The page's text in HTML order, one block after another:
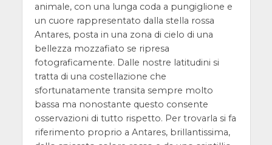
animale, con una lunga coda a pungiglione e
un cuore rappresentato dalla stella rossa
Antares, posta in una zona di cielo di una
bellezza mozzafiato se ripresa
fotograficamente. Dalle nostre latitudini si
tratta di una costellazione che
sfortunatamente transita sempre molto
bassa ma nonostante questo consente
osservazioni di tutto rispetto. Per trovarla si fa
riferimento proprio a Antares, brillantissima,